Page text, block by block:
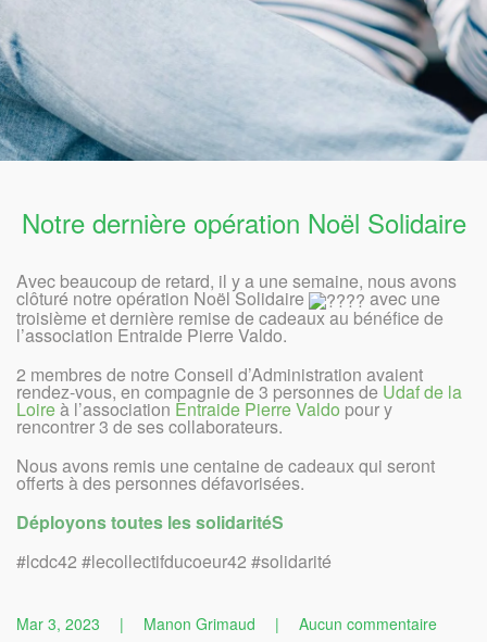
Notre dernière opération Noël Solidaire
Avec beaucoup de retard, il y a une semaine, nous avons
clôturé notre opération Noël Solidaire avec une
troisième et dernière remise de cadeaux au bénéfice de
l’association Entraide Pierre Valdo.
2 membres de notre Conseil d’Administration avaient
rendez-vous, en compagnie de 3 personnes de Udaf de la
Loireà l’association Entraide Pierre Valdo pour y
rencontrer 3 de ses collaborateurs.
Nous avons remis une centaine de cadeaux qui seront
offerts à des personnes défavorisées.
Déployons toutes les solidaritéS
#lcdc42 #lecollectifducoeur42 #solidarité
Mar 3, 2023 | Manon Grimaud | Aucun commentairesur